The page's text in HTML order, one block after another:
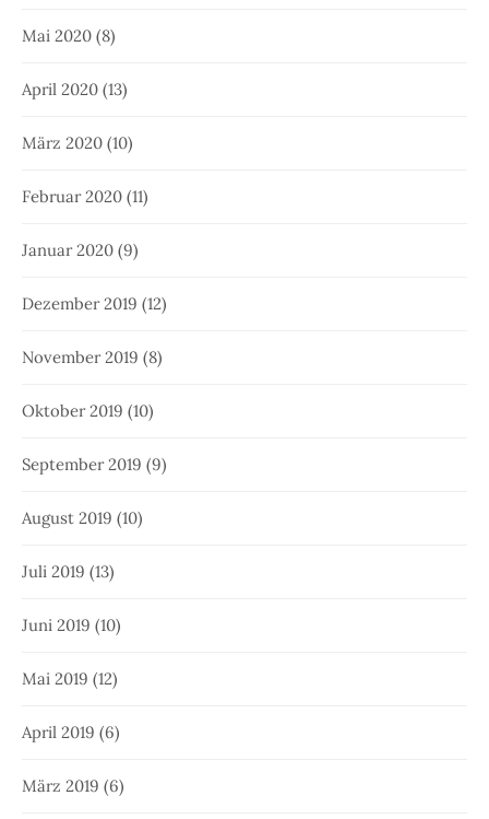
Mai 2020 (8)
April 2020 (13)
März 2020 (10)
Februar 2020 (11)
Januar 2020 (9)
Dezember 2019 (12)
November 2019 (8)
Oktober 2019 (10)
September 2019 (9)
August 2019 (10)
Juli 2019 (13)
Juni 2019 (10)
Mai 2019 (12)
April 2019 (6)
März 2019 (6)